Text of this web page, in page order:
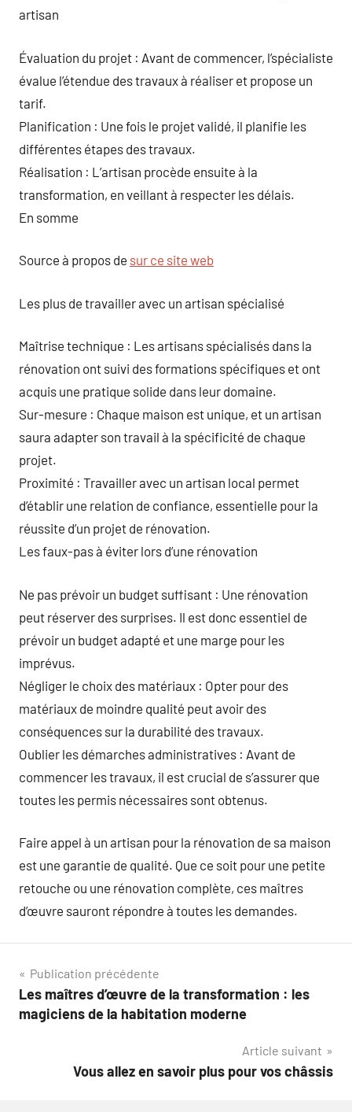
artisan
Évaluation du projet : Avant de commencer, l’spécialiste
évalue l’étendue des travaux à réaliser et propose un
tarif.
Planification : Une fois le projet validé, il planifie les
différentes étapes des travaux.
Réalisation : L’artisan procède ensuite à la
transformation, en veillant à respecter les délais.
En somme
Source à propos de sur ce site web
Les plus de travailler avec un artisan spécialisé
Maîtrise technique : Les artisans spécialisés dans la
rénovation ont suivi des formations spécifiques et ont
acquis une pratique solide dans leur domaine.
Sur-mesure : Chaque maison est unique, et un artisan
saura adapter son travail à la spécificité de chaque
projet.
Proximité : Travailler avec un artisan local permet
d’établir une relation de confiance, essentielle pour la
réussite d’un projet de rénovation.
Les faux-pas à éviter lors d’une rénovation
Ne pas prévoir un budget suffisant : Une rénovation
peut réserver des surprises. Il est donc essentiel de
prévoir un budget adapté et une marge pour les
imprévus.
Négliger le choix des matériaux : Opter pour des
matériaux de moindre qualité peut avoir des
conséquences sur la durabilité des travaux.
Oublier les démarches administratives : Avant de
commencer les travaux, il est crucial de s’assurer que
toutes les permis nécessaires sont obtenus.
Faire appel à un artisan pour la rénovation de sa maison
est une garantie de qualité. Que ce soit pour une petite
retouche ou une rénovation complète, ces maîtres
d’œuvre sauront répondre à toutes les demandes.
Navigation
de
Publication précédente
Les maîtres d’œuvre de la transformation : les
magiciens de la habitation moderne
Article suivant
Vous allez en savoir plus pour vos châssis